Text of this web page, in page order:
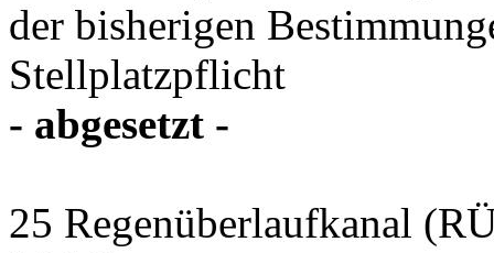
der bisherigen
Stellplatzpflicht
- abgesetzt -
25 Regenüberlaufkanal